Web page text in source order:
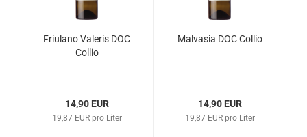
Fri­ula­no Va­le­ris DOC
Col­lio
14,90 EUR
19,87 EUR pro Liter
Mal­va­sia DOC Col­lio
14,90 EUR
19,87 EUR pro Liter